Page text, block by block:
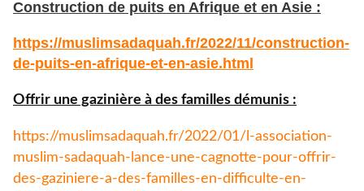
Construction de puits en Afrique et en Asie :
https://muslimsadaquah.fr/2022/11/construction-
de-puits-en-afrique-et-en-asie.html
Offrir une gazinière à des familles démunis :
https://muslimsadaquah.fr/2022/01/l-association-
muslim-sadaquah-lance-une-cagnotte-pour-offrir-
des-gaziniere-a-des-familles-en-difficulte-en-